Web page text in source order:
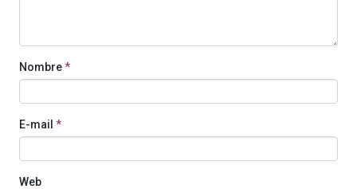
Nombre*
E-mail *
Web